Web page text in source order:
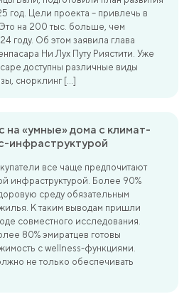
год. Цели проекта – привлечь в
Это на 200 тыс. больше, чем
году. Об этом заявила глава
Ни Лух Путу Риястити. Уже
доступны различные виды
снорклинг […]
«умные» дома с климат-
инфраструктурой
все чаще предпочитают
инфраструктурой. Более 90%
среду обязательным
К таким выводам пришли
совместного исследования.
80% эмиратцев готовы
с wellness-функциями.
не только обеспечивать